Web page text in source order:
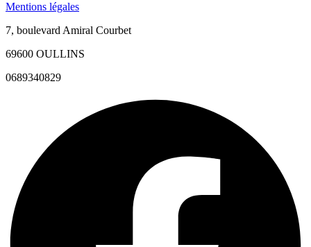
Mentions légales
7, boulevard Amiral Courbet
69600 OULLINS
0689340829